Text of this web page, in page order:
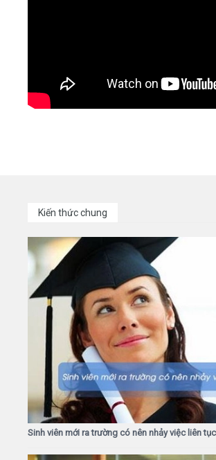
Kiến thức chung
Sinh viên mới ra trường có nên nhảy việc liên